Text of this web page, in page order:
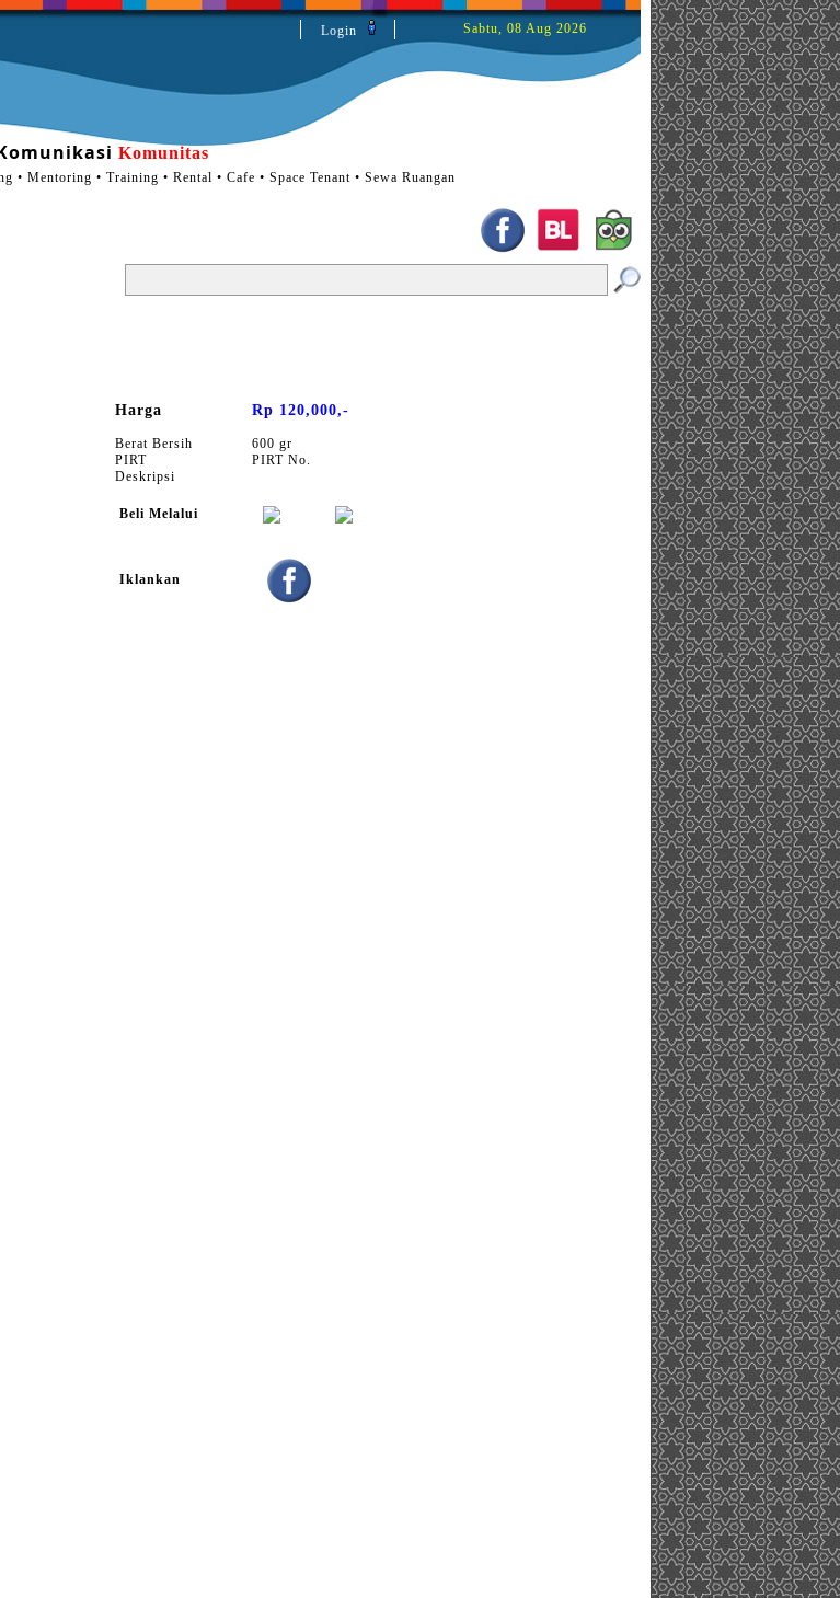
Login Sabtu, 08 Aug 2026
Komunitas
• Mentoring • Training • Rental • Cafe • Space Tenant • Sewa Ruangan
Harga Rp 120,000,-
Berat Bersih
600 gr
PIRT
PIRT No.
Deskripsi
Beli Melalui
Iklankan